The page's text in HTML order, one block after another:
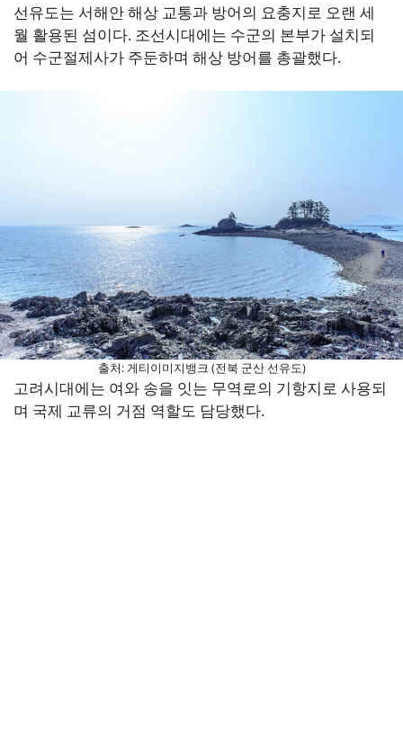
선유도는 서해안 해상 교통과 방어의 요충지로 오랜 세
월 활용된 섬이다. 조선시대에는 수군의 본부가 설치되
어 수군절제사가 주둔하며 해상 방어를 총괄했다.
출처: 게티이미지뱅크 (전북 군산 선유도)
고려시대에는 여와 송을 잇는 무역로의 기항지로 사용되
며 국제 교류의 거점 역할도 담당했다.